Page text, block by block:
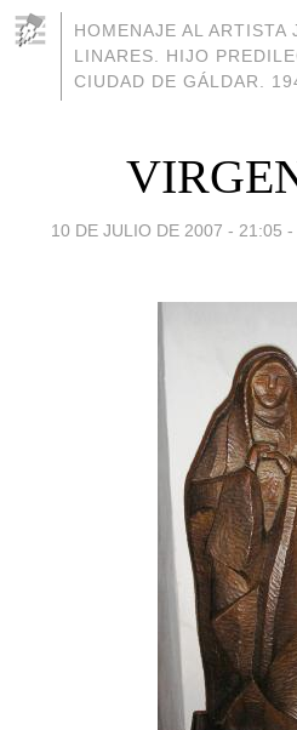
HOMENAJE AL ARTISTA
LINARES. HIJO
CIUDAD DE GÁLDAR.
10 DE JULIO DE 2007 - 21:05 -